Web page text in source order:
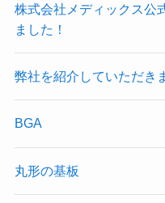
株式会社メディックス公
ました！
弊社を紹介していただき
BGA
丸形の基板